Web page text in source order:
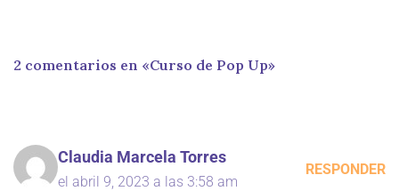
2 comentarios en «Curso de Pop Up»
Claudia Marcela Torres
el abril 9, 2023 a las 3:58 am
RESPONDER